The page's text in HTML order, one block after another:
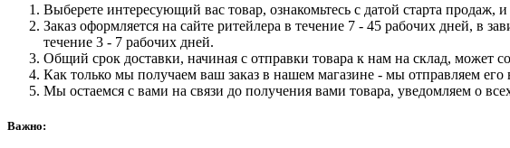
Выберете интересующий вас товар, ознакомьтесь с датой старта продаж, и
Заказ оформляется на сайте ритейлера в течение 7 - 45 рабочих дней, в
течение 3 - 7 рабочих дней.
Общий срок доставки, начиная с отправки товара к нам на склад, может
Как только мы получаем ваш заказ в нашем магазине - мы отправляем его
Мы остаемся с вами на связи до получения вами товара, уведомляем о
Важно: